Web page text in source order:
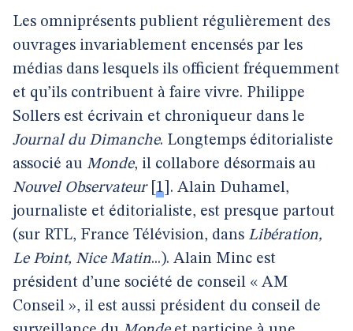
Les omniprésents publient régulièrement des
ouvrages invariablement encensés par les
médias dans lesquels ils officient fréquemment
et qu’ils contribuent à faire vivre. Philippe
Sollers est écrivain et chroniqueur dans le
Journal du Dimanche. Longtemps éditorialiste
associé au Monde, il collabore désormais au
Nouvel Observateur[ 1 . Alain Duhamel,
journaliste et éditorialiste, est presque partout
(sur RTL, France Télévision, dans Libération,
Le Point, Nice Matin...). Alain Minc est
président d’une société de conseil « AM
Conseil », il est aussi président du conseil de